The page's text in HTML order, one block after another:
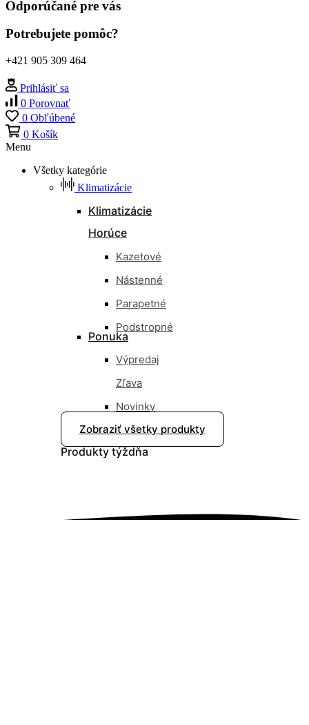
Odporúčané pre vás
Potrebujete pomôc?
+421 905 309 464
Prihlásiť sa
0 Porovnať
0 Obľúbené
0 Košík
Menu
Všetky kategórie
Klimatizácie
Klimatizácie
Horúce
Kazetové
Nástenné
Parapetné
Podstropné
Ponuka
Výpredaj
Zľava
Novinky
Nové
Zobraziť všetky produkty
Produkty týždňa